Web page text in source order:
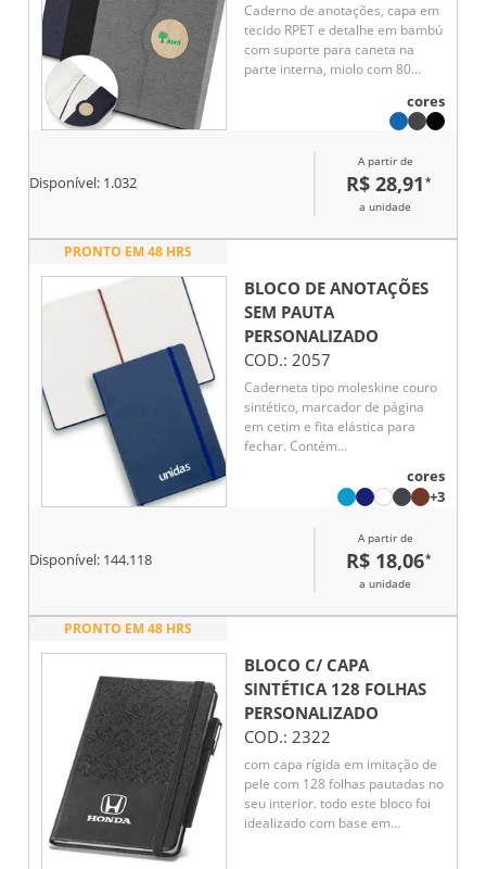
Caderno de anotações, capa em
tecido RPET e detalhe em bambú
com suporte para caneta na
parte interna, miolo com 80
cores
Disponível: 1.032
A partir de
R$ 28,91 *
a unidade
PRONTO EM 48 HRS
BLOCO DE ANOTAÇÕES
SEM PAUTA
PERSONALIZADO
COD.: 2057
Caderneta tipo moleskine couro
sintético, marcador de página
em cetim e fita elástica para
fechar. Contém
amareladas sem pauta.
cores
+3
Disponível: 144.118
A partir de
R$ 18,06*
a unidade
PRONTO EM 48 HRS
BLOCO C/ CAPA
SINTÉTICA 128 FOLHAS
PERSONALIZADO
COD.: 2322
com capa rígida em imitação de
pele com 128 folhas pautadas no
seu interior. todo este bloco foi
idealizado com base em